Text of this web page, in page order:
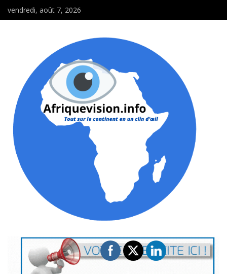
vendredi, août 7, 2026